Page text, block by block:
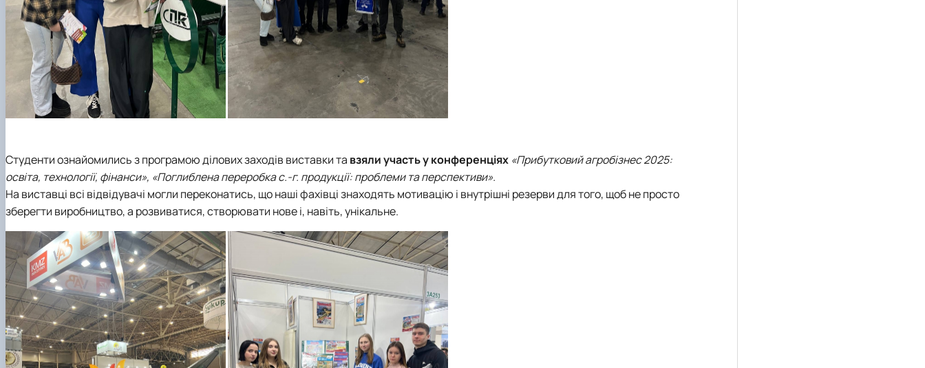
Студенти ознайомились з програмою ділових заходів виставки та взяли участь у конференціях «Прибутковий агробізнес 2025:
освіта, технології, фінанси», «Поглиблена переробка с.-г. продукції: проблеми та перспективи».
На виставці всі відвідувачі могли переконатись, що наші фахівці знаходять мотивацію і внутрішні резерви для того, щоб не просто
зберегти виробництво, а розвиватися, створювати нове і, навіть, унікальне.